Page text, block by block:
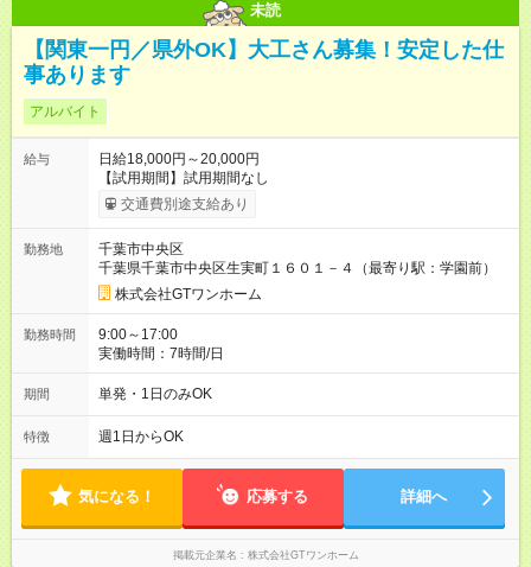
未読
【関東一円／県外OK】大工さん募集！安定した仕
事あります
アルバイト
給与
日給18,000円～20,000円
【試用期間】試用期間なし
交通費別途支給あり
勤務地
千葉市中央区
千葉県千葉市中央区生実町１６０１－４（最寄り駅：学園前）
株式会社GTワンホーム
勤務時間
9:00～17:00
実働時間：7時間/日
期間 単発・1日のみOK
特徴 週1日からOK
気になる！ 応募する 詳細へ
掲載元企業名 株式会社GTワンホーム